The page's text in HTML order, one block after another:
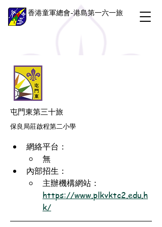
香港童軍總會-港島第一六一旅
屯門東第三十旅
保良局莊啟程第二小學
網絡平台：
無
內部招生：
主辦機構網站：
https://www.plkvktc2.edu.h
k/